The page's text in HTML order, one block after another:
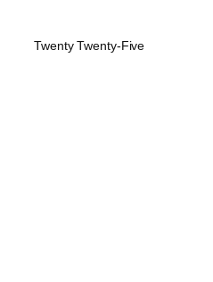
Twenty Twenty-Five